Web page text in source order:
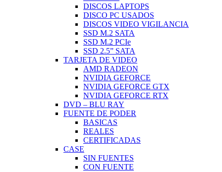
DISCOS LAPTOPS
DISCO PC USADOS
DISCOS VIDEO VIGILANCIA
SSD M.2 SATA
SSD M.2 PCIe
SSD 2.5” SATA
TARJETA DE VIDEO
AMD RADEON
NVIDIA GEFORCE
NVIDIA GEFORCE GTX
NVIDIA GEFORCE RTX
DVD – BLU RAY
FUENTE DE PODER
BASICAS
REALES
CERTIFICADAS
CASE
SIN FUENTES
CON FUENTE